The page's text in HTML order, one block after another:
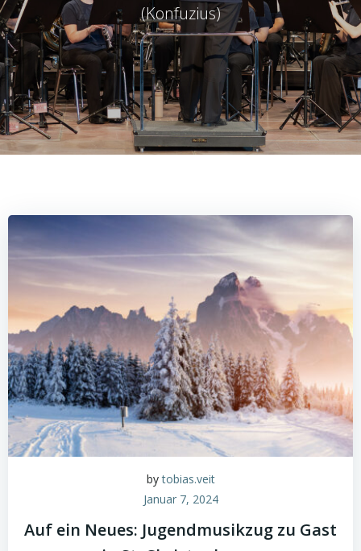
(Konfuzius)
bytobias.veit
Januar 7, 2024
Auf ein Neues: Jugendmusikzug zu Gast